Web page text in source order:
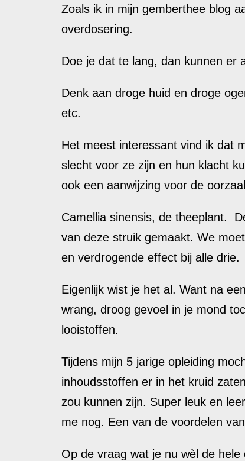
Zoals ik in mijn gemberthee blog
overdosering.
Doe je dat te lang, dan kunnen er
Denk aan droge huid en droge
etc.
Het meest interessant vind ik dat
slecht voor ze zijn en hun klacht
ook een aanwijzing voor de
Camellia sinensis, de theeplant.
van deze struik gemaakt. We
en verdrogende effect bij alle drie.
Eigenlijk wist je het al. Want na
wrang, droog gevoel in je mond
looistoffen.
Tijdens mijn 5 jarige opleiding
inhoudsstoffen er in het kruid
zou kunnen zijn. Super leuk en
me nog. Een van de voordelen
Op de vraag wat je nu wèl de